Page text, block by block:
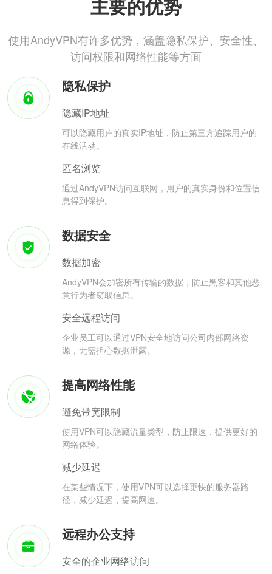
主要的优势
使用AndyVPN有许多优势，涵盖隐私保护、安全性、
访问权限和网络性能等方面
隐私保护
隐藏IP地址
可以隐藏用户的真实IP地址，防止第三方追踪用户的
在线活动。
匿名浏览
通过AndyVPN访问互联网，用户的真实身份和位置信
息得到保护。
数据安全
数据加密
AndyVPN会加密所有传输的数据，防止黑客和其他恶
意行为者窃取信息。
安全远程访问
企业员工可以通过VPN安全地访问公司内部网络资
源，无需担心数据泄露。
提高网络性能
避免带宽限制
使用VPN可以隐藏流量类型，防止限速，提供更好的
网络体验。
减少延迟
在某些情况下，使用VPN可以选择更快的服务器路
径，减少延迟，提高网速。
远程办公支持
安全的企业网络访问